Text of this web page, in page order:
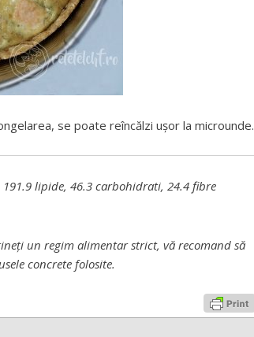
se poate reîncălzi ușor la microunde.
191.9 lipide, 46.3 carbohidrati, 24.4 fibre
un regim alimentar strict, vă recomand să
concrete folosite.